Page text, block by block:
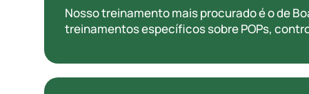
Nosso treinamento mais procurado é o de
treinamentos específicos sobre POPs,